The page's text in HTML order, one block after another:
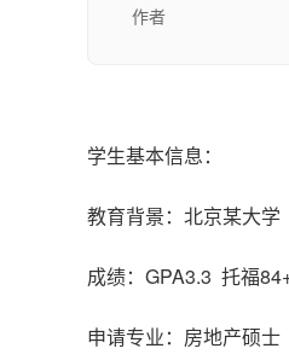
作者
学生基本信息：
教育背景：北京某大学
成绩：GPA3.3 托福
申请专业：房地产硕士